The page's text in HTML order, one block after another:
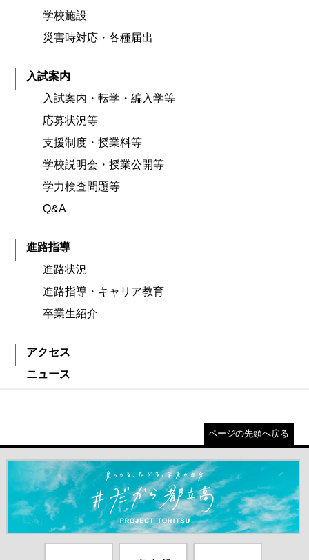
学校施設
災害時対応・各種届出
入試案内
入試案内・転学・編入学等
応募状況等
支援制度・授業料等
学校説明会・授業公開等
学力検査問題等
Q&A
進路指導
進路状況
進路指導・キャリア教育
卒業生紹介
アクセス
ニュース
ページの先頭へ戻る
＃だから都立高（別ウインドウが開きます）